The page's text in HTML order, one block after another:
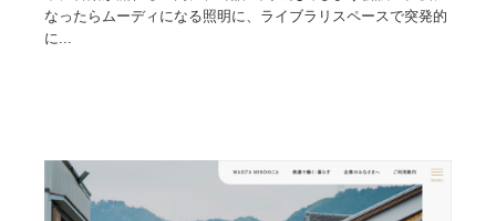
なったらムーディになる照明に、ライブラリスペースで突発的
に...